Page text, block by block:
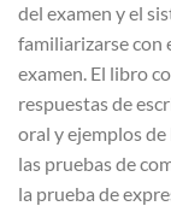
del examen y el
familiarizarse con
examen. El libro
respuestas de
oral y ejemplos
las pruebas de
la prueba de